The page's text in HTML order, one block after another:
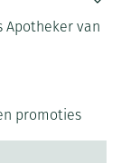
Apotheker van
promoties